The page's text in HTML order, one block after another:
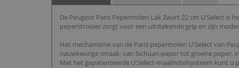
De Peugeot Paris Pepermolen Lak Zwart 22 cm U'Select
peperstrooier zorgt voor een uitstekende grip en zijn
Het mechanisme van de Paris pepermolen U'Select van
nauwkeurige smaak: van Sichuan-peper tot groene peper,
Met het gepatenteerde U'Select-maalinstelsysteem kunt u